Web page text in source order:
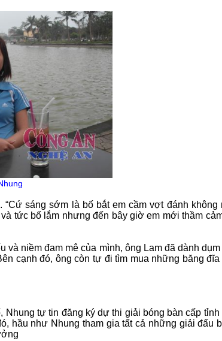
“Cứ sáng sớm là bố bắt em cầm vợt đánh không
tức bố lắm nhưng đến bây giờ em mới thầm
niềm đam mê của mình, ông Lam đã dành dụm
cạnh đó, ông còn tự đi tìm mua những băng đĩa
tự tin đăng ký dự thi giải bóng bàn cấp tỉnh
hầu như Nhung tham gia tất cả những giải đấu